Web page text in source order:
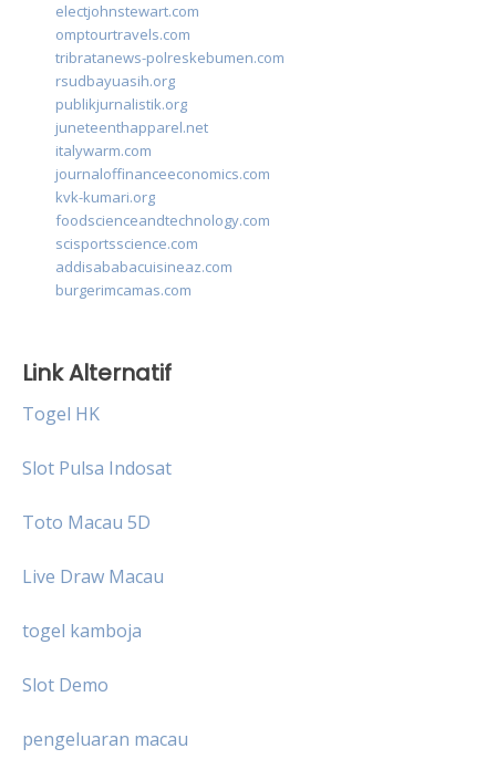
electjohnstewart.com
omptourtravels.com
tribratanews-polreskebumen.com
rsudbayuasih.org
publikjurnalistik.org
juneteenthapparel.net
italywarm.com
journaloffinanceeconomics.com
kvk-kumari.org
foodscienceandtechnology.com
scisportsscience.com
addisababacuisineaz.com
burgerimcamas.com
Link Alternatif
Togel HK
Slot Pulsa Indosat
Toto Macau 5D
Live Draw Macau
togel kamboja
Slot Demo
pengeluaran macau